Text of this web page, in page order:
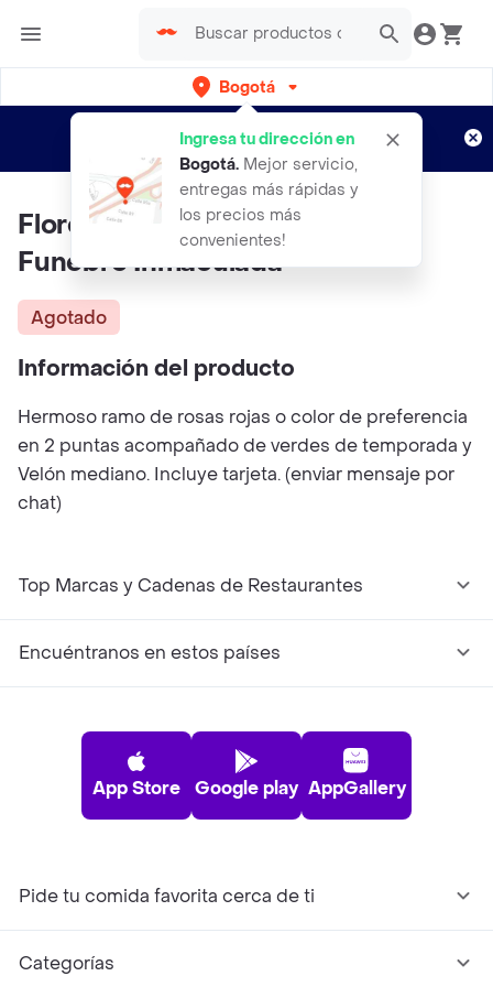
Bogotá
Ingresa tu dirección en
Bogotá. Mejor servicio,
entregas más rápidas y
los precios más
convenientes!
envíos gratis por semanas
Aplican TyC
Flores De Condolencia Ramo
Funebre Inmaculada
Agotado
Información del producto
Hermoso ramo de rosas rojas o color de preferencia
en 2 puntas acompañado de verdes de temporada y
Velón mediano. Incluye tarjeta. (enviar mensaje por
chat)
Top Marcas y Cadenas de Restaurantes
Encuéntranos en estos países
App Store Google play AppGallery
Pide tu comida favorita cerca de ti
Categorías